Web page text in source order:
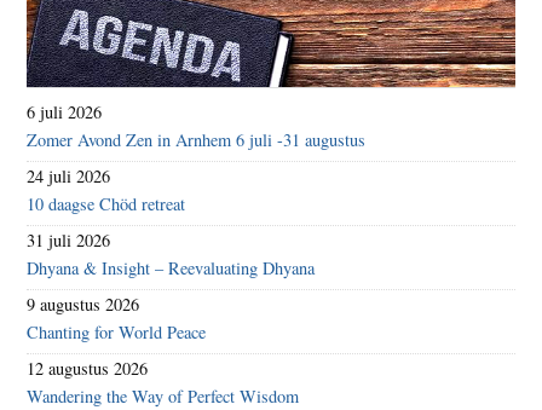
6 juli 2026
Zomer Avond Zen in Arnhem 6 juli -31 augustus
24 juli 2026
10 daagse Chöd retreat
31 juli 2026
Dhyana & Insight – Reevaluating Dhyana
9 augustus 2026
Chanting for World Peace
12 augustus 2026
Wandering the Way of Perfect Wisdom